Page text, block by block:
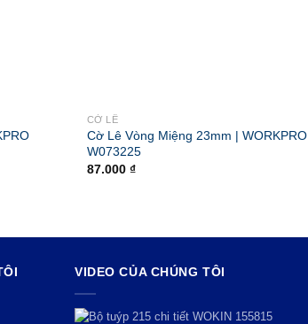
CỜ LÊ
Cờ Lê Vòng Miệng 23mm | WORKPRO
W073225
87.000 ₫
VIDEO CỦA CHÚNG TÔI